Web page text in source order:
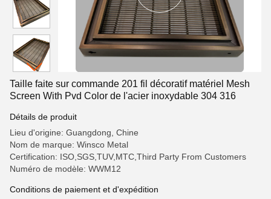
Taille faite sur commande 201 fil décoratif matériel Mesh
Screen With Pvd Color de l'acier inoxydable 304 316
Détails de produit
Lieu d'origine: Guangdong, Chine
Nom de marque: Winsco Metal
Certification: ISO,SGS,TUV,MTC,Third Party From Customers
Numéro de modèle: WWM12
Conditions de paiement et d'expédition